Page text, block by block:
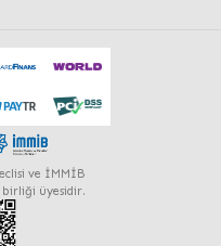
ve İMMİB
birliği üyesidir.